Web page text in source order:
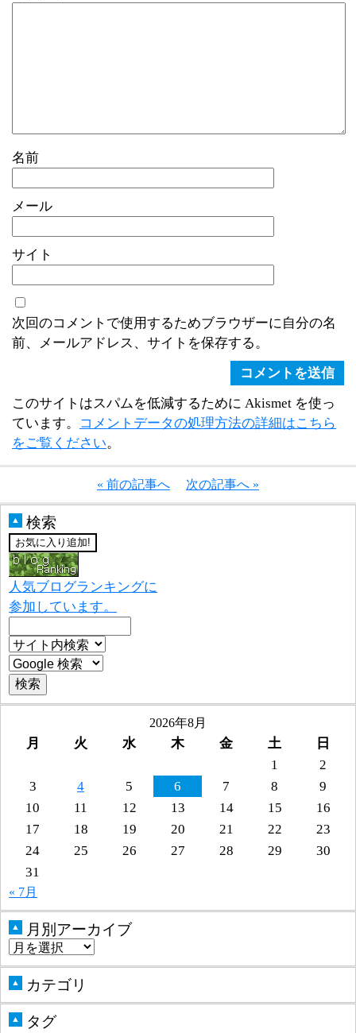
名前
メール
サイト
次回のコメントで使用するためブラウザーに自分の名
前、メールアドレス、サイトを保存する。
このサイトはスパムを低減するために Akismet を使っ
ています。
コメントデータの処理方法の詳細はこちら
をご覧ください。
« 前の記事へ 次の記事へ »
▲ 検索
人気ブログランキングに
参加しています。
2026年8月
月 火 水 木 金 土
日
1
2
3
4 5 6 7 8
9
10
11 12 13 14 15
16
17
18 19 20 21 22
23
24
25 26 27 28 29
30
31
« 7月
▲ 月別アーカイブ
▲ カテゴリ
▲ タグ